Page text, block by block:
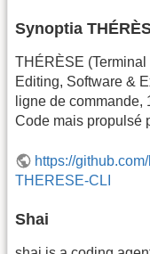
Synoptia
THÉRÈSE
Editing, Software &
ligne de
Code mais propulsé
https://
THERESE-CLI
Shai